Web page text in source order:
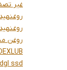
غیر
روغن
ssd